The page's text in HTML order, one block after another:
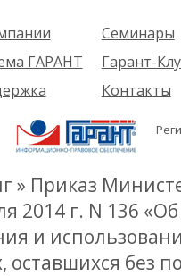
ГАРАНТ
Семинары
Об услуге
семинары
Гарант-
Контакты
» Приказ
2014 г. N 136
и
оставшихся без